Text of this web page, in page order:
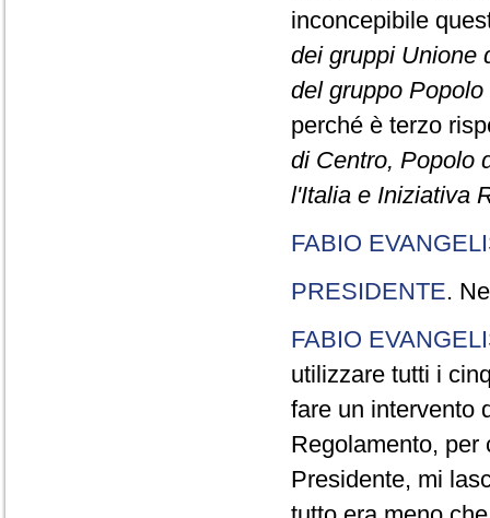
inconcepibile
dei gruppi Unione
del gruppo
perché è terzo
di Centro, Popolo
l'Italia e Iniziativa
FABIO
PRESIDENTE.
FABIO
utilizzare tutti i
fare un intervento
Regolamento, per
Presidente, mi